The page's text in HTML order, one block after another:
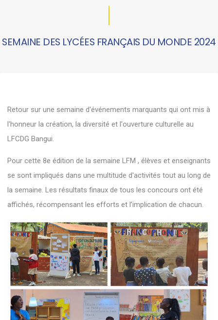
SEMAINE DES LYCÉES FRANÇAIS DU MONDE 2024
Retour sur une semaine d'événements marquants qui ont mis à
l'honneur la création, la diversité et l'ouverture culturelle au
LFCDG Bangui.
Pour cette 8e édition de la semaine LFM , élèves et enseignants
se sont impliqués dans une multitude d'activités tout au long de
la semaine. Les résultats finaux de tous les concours ont été
affichés, récompensant les efforts et l’implication de chacun.